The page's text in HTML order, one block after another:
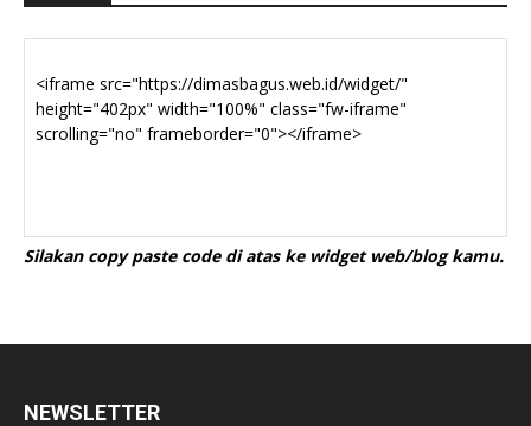
Silakan copy paste code di atas ke widget web/blog kamu.
NEWSLETTER